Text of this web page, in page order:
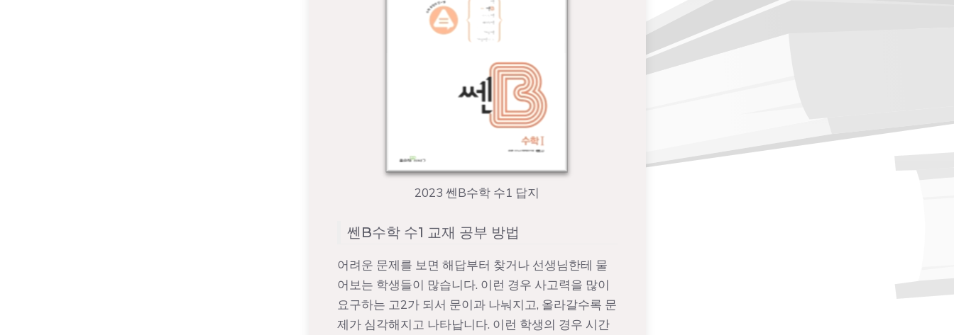
2023 쎈B수학 수1 답지
쎈B수학 수1 교재 공부 방법
어려운 문제를 보면 해답부터 찾거나 선생님한테 물
어보는 학생들이 많습니다. 이런 경우 사고력을 많이
요구하는 고2가 되서 문이과 나눠지고, 올라갈수록 문
제가 심각해지고 나타납니다. 이런 학생의 경우 시간